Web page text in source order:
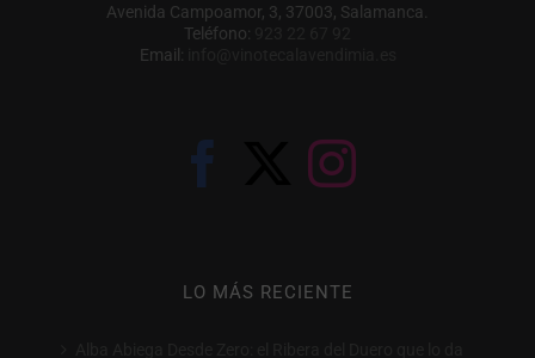
Avenida Campoamor, 3, 37003, Salamanca.
Teléfono:
Email:
LO MÁS RECIENTE